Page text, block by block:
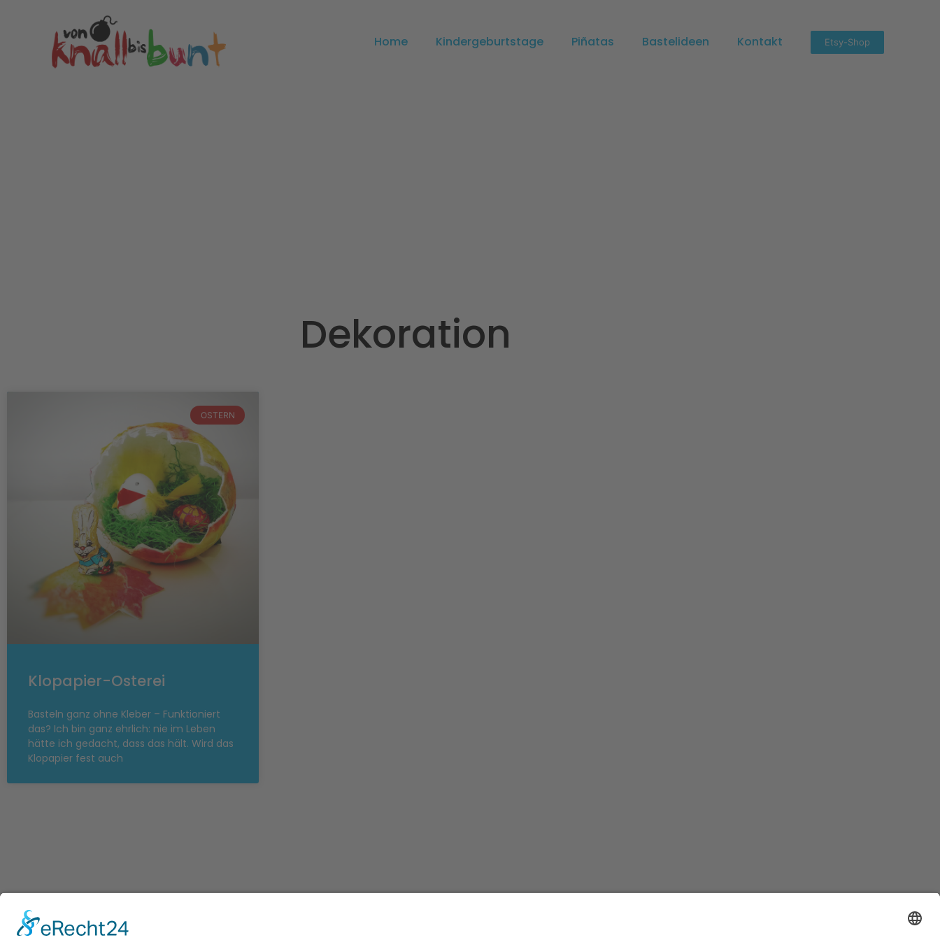
Home Kindergeburtstage Piñatas Bastelideen Kontakt Etsy-Shop
Dekoration
OSTERN
Klopapier-Osterei
Basteln ganz ohne Kleber – Funktioniert
das? Ich bin ganz ehrlich: nie im Leben
hätte ich gedacht, dass das hält. Wird das
Klopapier fest auch